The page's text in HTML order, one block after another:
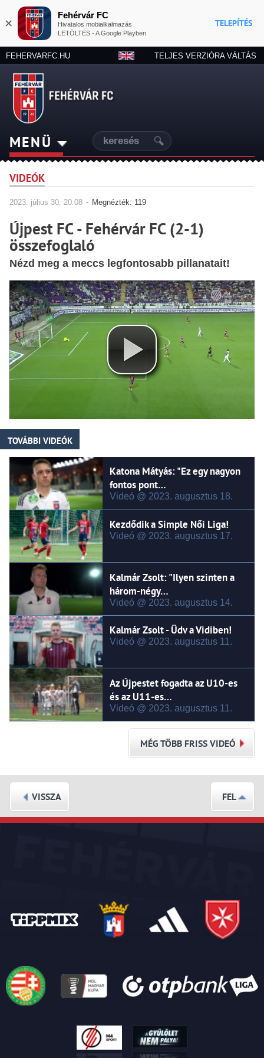
×
Fehérvár FC
Hivatalos mobialkalmazás
LETÖLTÉS - A Google Playben
TELEPÍTÉS
FEHERVARFC.HU TELJES VERZIÓRA VÁLTÁS
MENÜ
VIDEÓK
2023. július 30. 20:08 - Megnézték: 119
Újpest FC - Fehérvár FC (2-1)
összefoglaló
Nézd meg a meccs legfontosabb pillanatait!
TOVÁBBI VIDEÓK
Katona Mátyás: "Ez egy nagyon
fontos pont…
Videó @ 2023.augusztus 18.
Kezdődik a Simple Női Liga!
Videó @ 2023.augusztus 17.
Kalmár Zsolt: "Ilyen szinten a
három-négy…
Videó @ 2023.augusztus 14.
Kalmár Zsolt - Üdv a Vidiben!
Videó @ 2023.augusztus 11.
Az Újpestet fogadta az U10-es
és az U11-es…
Videó @ 2023.augusztus 11.
MÉG TÖBB FRISS VIDEÓ
VISSZA FEL